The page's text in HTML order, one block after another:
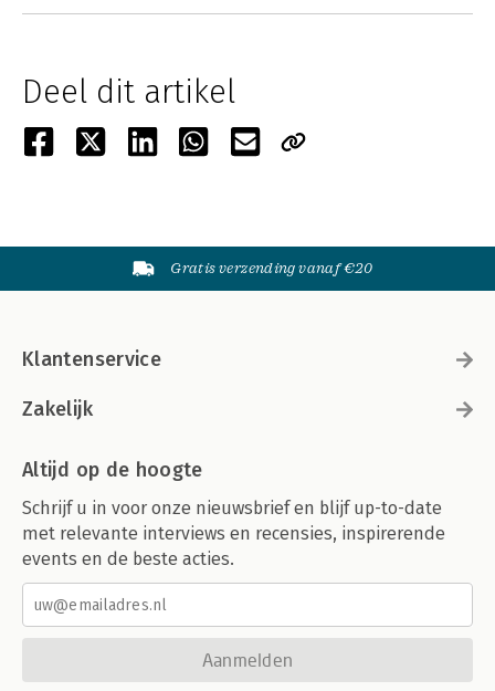
Deel dit artikel
Gratis verzending vanaf €20
Klantenservice
Zakelijk
Altijd op de hoogte
Schrijf u in voor onze nieuwsbrief en blijf up-to-date
met relevante interviews en recensies, inspirerende
events en de beste acties.
Aanmelden